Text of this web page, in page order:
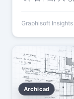
Graphisoft
Archicad